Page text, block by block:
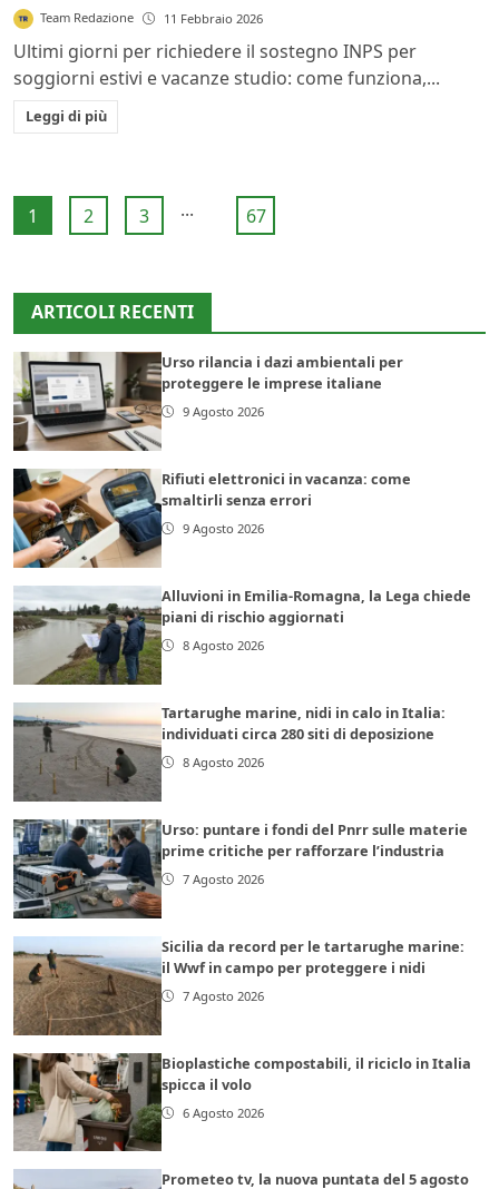
Team Redazione 11 Febbraio 2026
Ultimi giorni per richiedere il sostegno INPS per
soggiorni estivi e vacanze studio: come funziona,...
Leggi di più
1 2 3 ... 67
ARTICOLI RECENTI
Urso rilancia i dazi ambientali per
proteggere le imprese italiane
9 Agosto 2026
Rifiuti elettronici in vacanza: come
smaltirli senza errori
9 Agosto 2026
Alluvioni in Emilia-Romagna, la Lega chiede
piani di rischio aggiornati
8 Agosto 2026
Tartarughe marine, nidi in calo in Italia:
individuati circa 280 siti di deposizione
8 Agosto 2026
Urso: puntare i fondi del Pnrr sulle materie
prime critiche per rafforzare l’industria
7 Agosto 2026
Sicilia da record per le tartarughe marine:
il Wwf in campo per proteggere i nidi
7 Agosto 2026
Bioplastiche compostabili, il riciclo in Italia
spicca il volo
6 Agosto 2026
Prometeo tv, la nuova puntata del 5 agosto